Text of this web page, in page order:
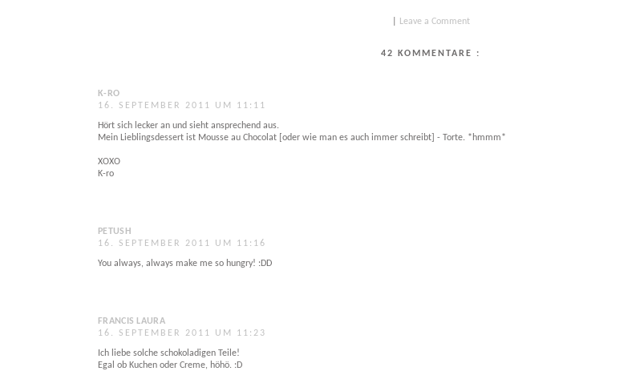
Leave a Comment
42 KOMMENTARE :
K-RO
16. SEPTEMBER 2011 UM 11:11
Hört sich lecker an und sieht ansprechend aus.
Mein Lieblingsdessert ist Mousse au Chocolat [oder wie man es auch immer schreibt] - Torte. *hmmm*
XOXO
K-ro
PETUSH
16. SEPTEMBER 2011 UM 11:16
You always, always make me so hungry! :DD
FRANCIS LAURA
16. SEPTEMBER 2011 UM 11:23
Ich liebe solche schokoladigen Teile!
Egal ob Kuchen oder Creme, höhö. :D